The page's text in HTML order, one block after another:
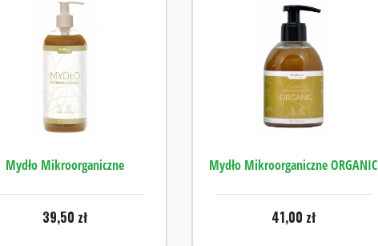
Mydło Mikroorganiczne
39,50 zł
Mydło Mikroorganiczne ORGANIC
41,00 zł